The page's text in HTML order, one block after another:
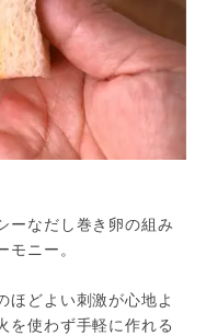
ーなだし巻き卵の組み
ニー。
ほどよい刺激が心地よ
を使わず手軽に作れる